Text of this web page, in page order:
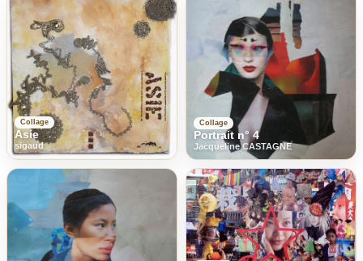
Collage
Asie
sigaud
Collage
Portrait n° 4
Jacqueline CASTAGNE